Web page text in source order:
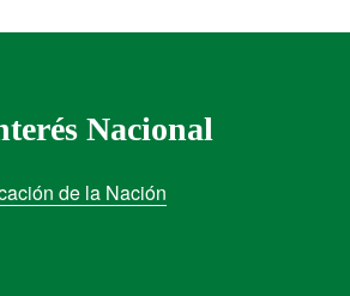
Nacional
de la Nación